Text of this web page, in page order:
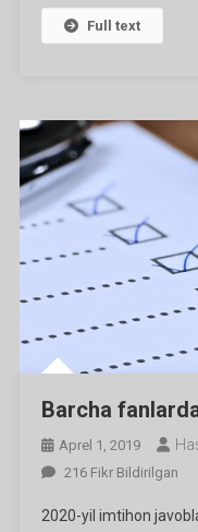
Full text
Barcha
Aprel 1, 2019
Barcha
Imtihon
216 Fikr Bildirilgan
2020-yil imtihon